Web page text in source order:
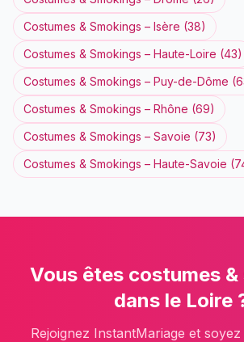
Costumes & Smokings – Isère (38)
Costumes & Smokings – Haute-Loire (43)
Costumes & Smokings – Puy-de-Dôme (
Costumes & Smokings – Rhône (69)
Costumes & Smokings – Savoie (73)
Costumes & Smokings – Haute-Savoie (
Vous êtes costumes
dans le Loire
Rejoignez InstantMariage et